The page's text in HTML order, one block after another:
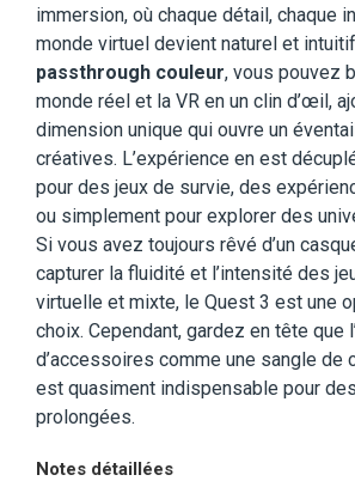
immersion, où chaque détail, chaque
monde virtuel devient naturel et
passthrough couleur, vous pouvez
monde réel et la VR en un clin d’œil,
dimension unique qui ouvre un
créatives. L’expérience en est
pour des jeux de survie, des
ou simplement pour explorer des
Si vous avez toujours rêvé d’un
capturer la fluidité et l’intensité des
virtuelle et mixte, le Quest 3 est une
choix. Cependant, gardez en tête que
d’accessoires comme une sangle de
est quasiment indispensable pour
prolongées.
Notes détaillées